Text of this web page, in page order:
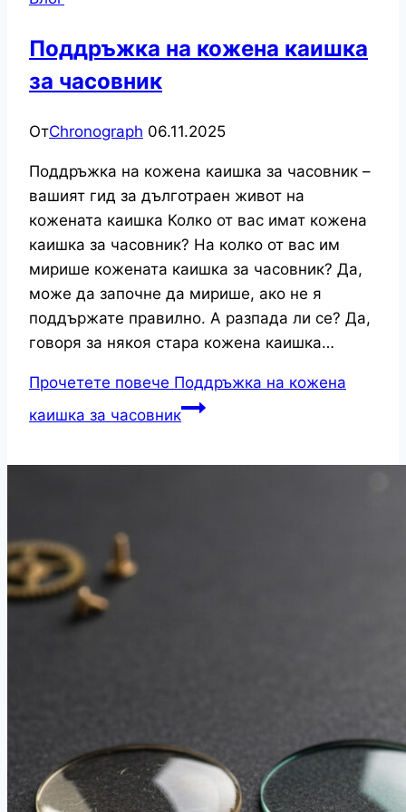
Поддръжка на кожена каишка
за часовник
ОтChronograph 06.11.2025
Поддръжка на кожена каишка за часовник –
вашият гид за дълготраен живот на
кожената каишка Колко от вас имат кожена
каишка за часовник? На колко от вас им
мирише кожената каишка за часовник? Да,
може да започне да мирише, ако не я
поддържате правилно. А разпада ли се? Да,
говоря за някоя стара кожена каишка…
Прочетете повече Поддръжка на кожена
каишка за часовник